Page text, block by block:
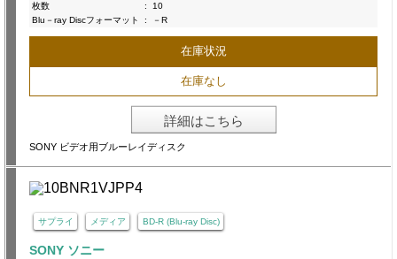
枚数
:
10
Blu－ray Discフォーマット
: －R
在庫状況
在庫なし
詳細はこちら
SONY ビデオ用ブルーレイディスク
サプライ メディア BD-R (Blu-ray Disc)
SONY ソニー